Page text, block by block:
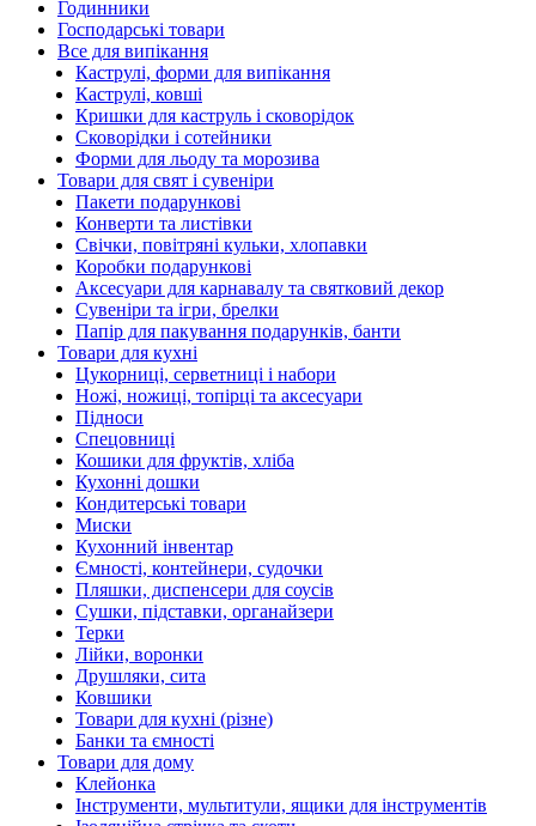
Годинники
Господарські товари
Все для випікання
Каструлі, форми для випікання
Каструлі, ковші
Кришки для каструль і сковорідок
Сковорідки і сотейники
Форми для льоду та морозива
Товари для свят і сувеніри
Пакети подарункові
Конверти та листівки
Свічки, повітряні кульки, хлопавки
Коробки подарункові
Аксесуари для карнавалу та святковий декор
Сувеніри та ігри, брелки
Папір для пакування подарунків, банти
Товари для кухні
Цукорниці, серветниці і набори
Ножі, ножиці, топірці та аксесуари
Підноси
Спецовниці
Кошики для фруктів, хліба
Кухонні дошки
Кондитерські товари
Миски
Кухонний інвентар
Ємності, контейнери, судочки
Пляшки, диспенсери для соусів
Сушки, підставки, органайзери
Терки
Лійки, воронки
Друшляки, сита
Ковшики
Товари для кухні (різне)
Банки та ємності
Товари для дому
Клейонка
Інструменти, мультитули, ящики для інструментів